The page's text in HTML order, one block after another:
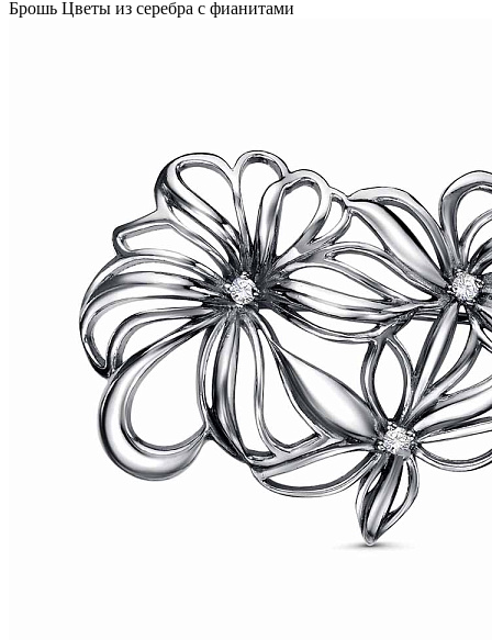
Брошь Цветы из серебра с фианитами